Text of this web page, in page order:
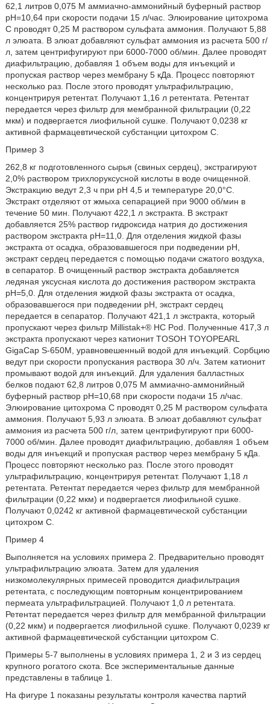
62,1 литров 0,075 М аммиачно-аммонийный буферный раствор
рН=10,64 при скорости подачи 15 л/час. Элюирование цитохрома
С проводят 0,25 М раствором сульфата аммония. Получают 5,88
л элюата. В элюат добавляют сульфат аммония из расчета 500 г/
л, затем центрифугируют при 6000-7000 об/мин. Далее проводят
диафильтрацию, добавляя 1 объем воды для инъекций и
пропуская раствор через мембрану 5 кДа. Процесс повторяют
несколько раз. После этого проводят ультрафильтрацию,
концентрируя ретентат. Получают 1,16 л ретентата. Ретентат
передается через фильтр для мембранной фильтрации (0,22
мкм) и подвергается лиофильной сушке. Получают 0,0238 кг
активной фармацевтической субстанции цитохром С.
Пример 3
262,8 кг подготовленного сырья (свиных сердец), экстрагируют
2,0% раствором трихлоруксусной кислоты в воде очищенной.
Экстракцию ведут 2,3 ч при рН 4,5 и температуре 20,0°С.
Экстракт отделяют от жмыха сепарацией при 9000 об/мин в
течение 50 мин. Получают 422,1 л экстракта. В экстракт
добавляется 25% раствор гидроксида натрия до достижения
раствором экстракта рН=11,0. Для отделения жидкой фазы
экстракта от осадка, образовавшегося при подведении рН,
экстракт сердец передается с помощью подачи сжатого воздуха,
в сепаратор. В очищенный раствор экстракта добавляется
ледяная уксусная кислота до достижения раствором экстракта
рН=5,0. Для отделения жидкой фазы экстракта от осадка,
образовавшегося при подведении рН, экстракт сердец
передается в сепаратор. Получают 421,1 л экстракта, который
пропускают через фильтр Millistak+® НС Pod. Полученные 417,3 л
экстракта пропускают через катионит TOSOH TOYOPEARL
GigaCap S-650M, уравновешенный водой для инъекций. Сорбцию
ведут при скорости пропускания раствора 30 л/ч. Затем катионит
промывают водой для инъекций. Для удаления балластных
белков подают 62,8 литров 0,075 М аммиачно-аммонийный
буферный раствор рН=10,68 при скорости подачи 15 л/час.
Элюирование цитохрома С проводят 0,25 М раствором сульфата
аммония. Получают 5,93 л элюата. В элюат добавляют сульфат
аммония из расчета 500 г/л, затем центрифугируют при 6000-
7000 об/мин. Далее проводят диафильтрацию, добавляя 1 объем
воды для инъекций и пропуская раствор через мембрану 5 кДа.
Процесс повторяют несколько раз. После этого проводят
ультрафильтрацию, концентрируя ретентат. Получают 1,18 л
ретентата. Ретентат передается через фильтр для мембранной
фильтрации (0,22 мкм) и подвергается лиофильной сушке.
Получают 0,0242 кг активной фармацевтической субстанции
цитохром С.
Пример 4
Выполняется на условиях примера 2. Предварительно проводят
ультрафильтрацию элюата. Затем для удаления
низкомолекулярных примесей проводится диафильтрация
ретентата, с последующим повторным концентрированием
пермеата ультрафильтрацией. Получают 1,0 л ретентата.
Ретентат передается через фильтр для мембранной фильтрации
(0,22 мкм) и подвергается лиофильной сушке. Получают 0,0239 кг
активной фармацевтической субстанции цитохром С.
Примеры 5-7 выполнены в условиях примера 1, 2 и 3 из сердец
крупного рогатого скота. Все экспериментальные данные
представлены в таблице 1.
На фигуре 1 показаны результаты контроля качества партий